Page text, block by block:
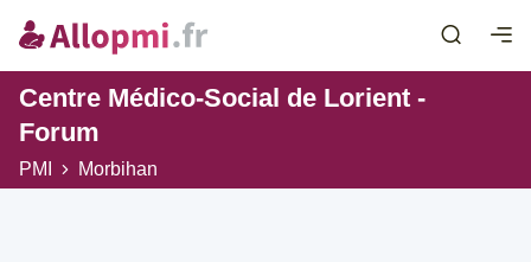
Centre Médico-Social de Lorient -
Forum
PMI Morbihan